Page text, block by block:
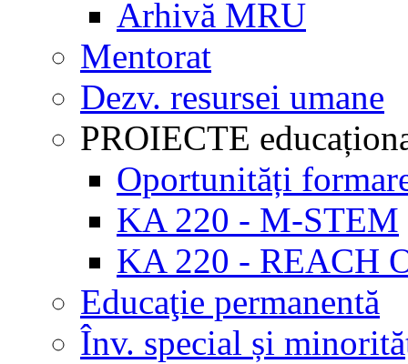
Arhivă MRU
Mentorat
Dezv. resursei umane
PROIECTE
Oportunități
KA 220 - M-STEM
KA 220 - REACH
Educaţie permanentă
Înv. special și